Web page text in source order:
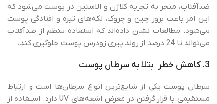
ضدآفتاب، منجر به تجزیه کلاژن و الاستین در پوست می‌شود که
این امر باعث بروز چین و چروک، لکه‌های تیره و افتادگی پوست
می‌شود. مطالعات نشان داده‌اند که استفاده منظم از ضدآفتاب
می‌تواند تا 24 درصد از روند پیری زودرس پوست جلوگیری کند.
3. کاهش خطر ابتلا به سرطان پوست
سرطان پوست یکی از شایع‌ترین انواع سرطان‌ها است و ارتباط
مستقیمی با قرار گرفتن در معرض اشعه‌های UV دارد. استفاده از